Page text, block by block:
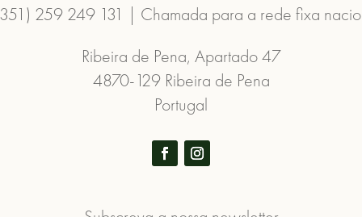
259 249 131 | Chamada para a rede fixa
Ribeira de Pena, Apartado 47
4870-129 Ribeira de Pena
Portugal